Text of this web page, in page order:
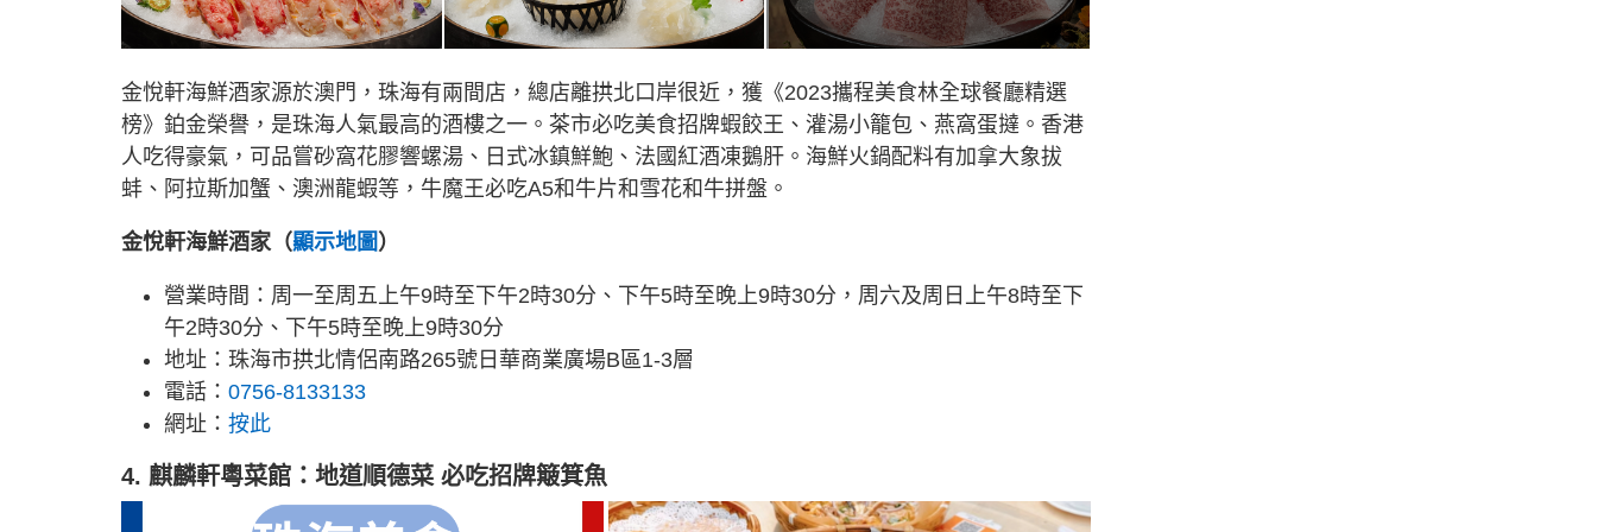
金悅軒海鮮酒家源於澳門，珠海有兩間店，總店離拱北口岸很近，獲《2023攜程美食林全球餐廳精選
榜》鉑金榮譽，是珠海人氣最高的酒樓之一。茶市必吃美食招牌蝦餃王、灌湯小籠包、燕窩蛋撻。香港
人吃得豪氣，可品嘗砂窩花膠響螺湯、日式冰鎮鮮鮑、法國紅酒凍鵝肝。海鮮火鍋配料有加拿大象拔
蚌、阿拉斯加蟹、澳洲龍蝦等，牛魔王必吃A5和牛片和雪花和牛拼盤。
金悅軒海鮮酒家（顯示地圖 ）
營業時間：周一至周五上午9時至下午2時30分、下午5時至晚上9時30分，周六及周日上午8時至下
午2時30分、下午5時至晚上9時30分
地址：珠海市拱北情侶南路265號日華商業廣場B區1-3層
電話： 0756-8133133
網址： 按此
4. 麒麟軒粵菜館：地道順德菜 必吃招牌簸箕魚